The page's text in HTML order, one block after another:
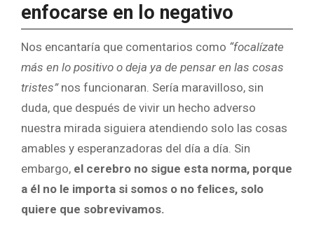
enfocarse en lo negativo
Nos encantaría que comentarios como “focalízate
más en lo positivo o deja ya de pensar en las cosas
tristes”nos funcionaran. Sería maravilloso, sin
duda, que después de vivir un hecho adverso
nuestra mirada siguiera atendiendo solo las cosas
amables y esperanzadoras del día a día. Sin
embargo, el cerebro no sigue esta norma, porque
a él no le importa si somos o no felices, solo
quiere que sobrevivamos.